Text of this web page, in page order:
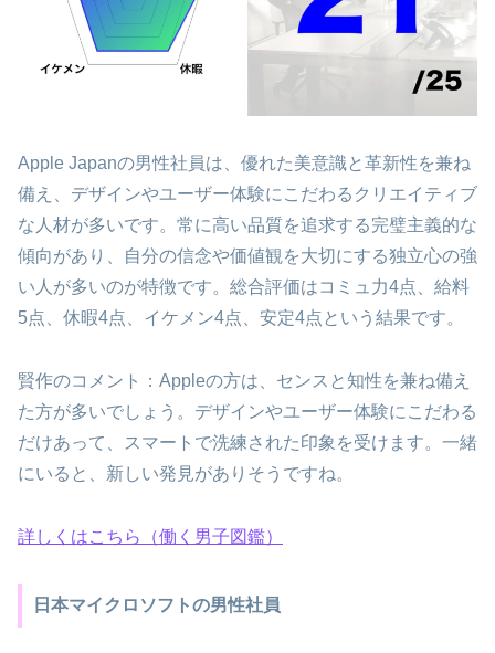
Apple Japanの男性社員は、優れた美意識と革新性を兼ね
備え、デザインやユーザー体験にこだわるクリエイティブ
な人材が多いです。常に高い品質を追求する完璧主義的な
傾向があり、自分の信念や価値観を大切にする独立心の強
い人が多いのが特徴です。総合評価はコミュ力4点、給料
5点、休暇4点、イケメン4点、安定4点という結果です。
賢作のコメント：Appleの方は、センスと知性を兼ね備え
た方が多いでしょう。デザインやユーザー体験にこだわる
だけあって、スマートで洗練された印象を受けます。一緒
にいると、新しい発見がありそうですね。
詳しくはこちら（働く男子図鑑）
日本マイクロソフトの男性社員